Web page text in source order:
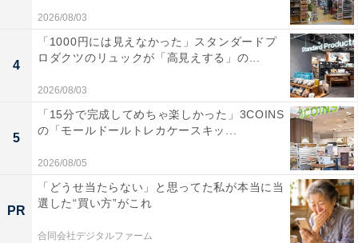
2026/08/03
4
「1000円には見えなかった」スタンダードプ
ロダクツのリュックが「高見えする」の...
2026/08/03
5
「15分で完成してめちゃ楽しかった」3COINS
の「モールドールトレカケースキッ...
2026/08/05
PR
「どうせ当たらない」と思ってた私が本当に当
選した“買い方”がこれ
合同会社デジタルファーム